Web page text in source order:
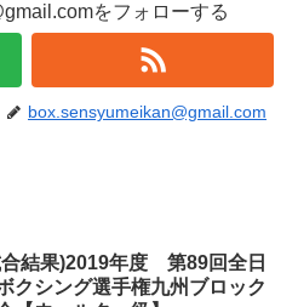
をフォローする
box.sensyumeikan@gmail.com
結果)2019年度 第89回全日
クシング選手権九州ブロック